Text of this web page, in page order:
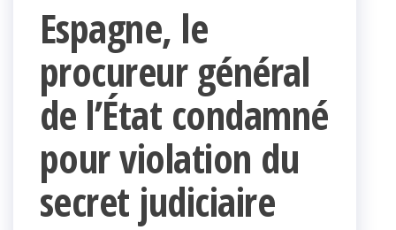
Espagne, le
procureur général
de l’État condamné
pour violation du
secret judiciaire